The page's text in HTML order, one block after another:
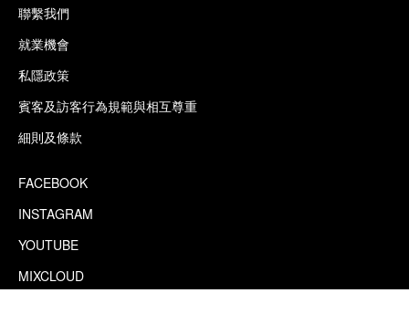
聯繫我們
就業機會
私隱政策
賓客及訪客行為規範與相互尊重
細則及條款
FACEBOOK
INSTAGRAM
YOUTUBE
MIXCLOUD